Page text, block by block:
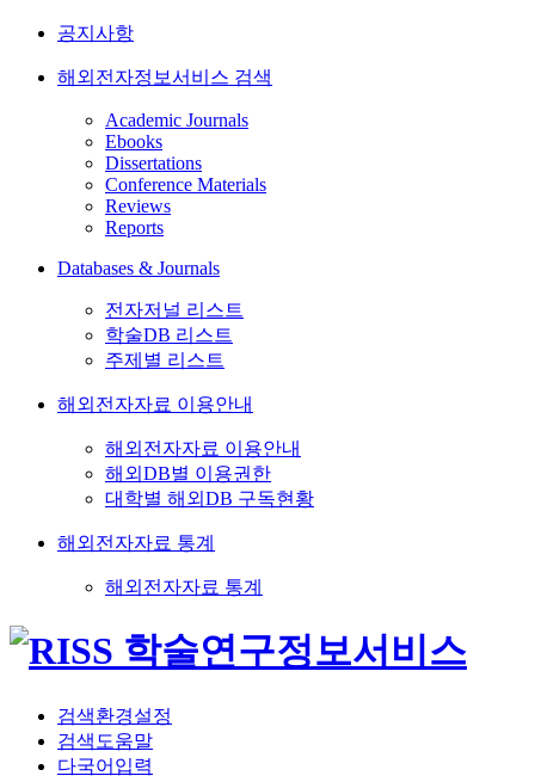
공지사항
해외전자정보서비스 검색
Academic Journals
Ebooks
Dissertations
Conference Materials
Reviews
Reports
Databases & Journals
전자저널 리스트
학술DB 리스트
주제별 리스트
해외전자자료 이용안내
해외전자자료 이용안내
해외DB별 이용권한
대학별 해외DB 구독현황
해외전자자료 통계
해외전자자료 통계
검색환경설정
검색도움말
다국어입력